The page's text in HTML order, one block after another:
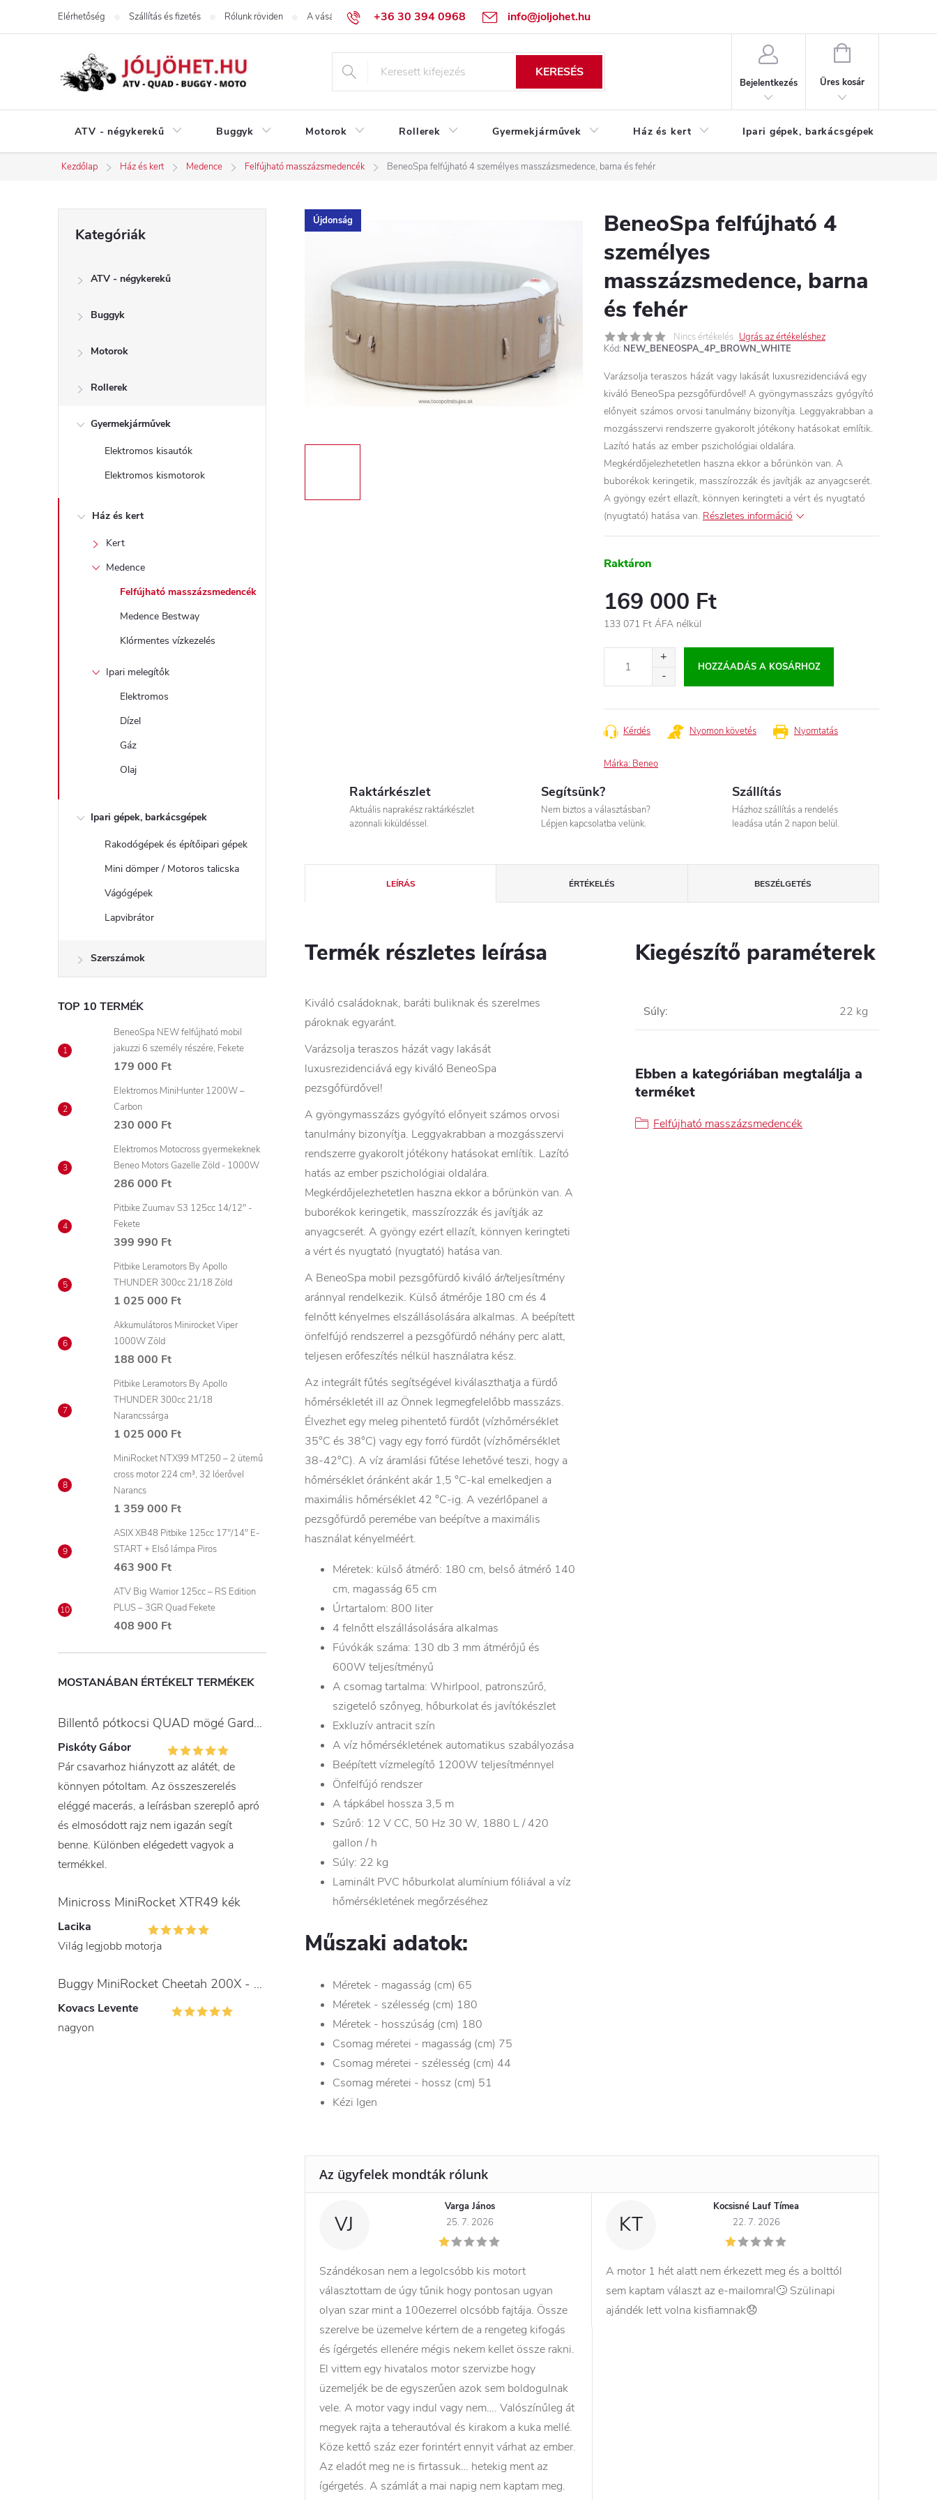
+36 30 394 0968 info@joljohet.hu
Elérhetőség Szállítás és fizetés Rólunk röviden A vásárlás lépései Üzleti feltételek (ÁSZF) Adatkezelési tájékoztató
KERESÉS
Bejelentkezés
KOSÁR
Üres kosár
ATV - négykerekű Buggyk Motorok Rollerek Gyermekjárművek Ház és kert Ipari gépek, barkácsgépek
Kezdőlap Ház és kert Medence Felfújható masszázsmedencék BeneoSpa felfújható 4 személyes masszázsmedence, barna és fehér
O
a
átugrása
Kategóriák
ATV - négykerekű
Buggyk
Motorok
Rollerek
Gyermekjárművek
Elektromos kisautók
Elektromos kismotorok
Ház és kert
Kert
Medence
Felfújható masszázsmedencék
Medence Bestway
Klórmentes vízkezelés
Ipari melegítők
Elektromos
Dízel
Gáz
Olaj
Ipari gépek, barkácsgépek
Rakodógépek és építőipari gépek
Mini dömper / Motoros talicska
Vágógépek
Lapvibrátor
Szerszámok
TOP 10 TERMÉK
BeneoSpa NEW felfújható mobil
jakuzzi 6 személy részére, Fekete
179 000 Ft
Elektromos MiniHunter 1200W –
Carbon
230 000 Ft
Elektromos Motocross gyermekeknek
Beneo Motors Gazelle Zöld - 1000W
286 000 Ft
Pitbike Zuumav S3 125cc 14/12" -
Fekete
399 990 Ft
Pitbike Leramotors By Apollo
THUNDER 300cc 21/18 Zöld
1 025 000 Ft
Akkumulátoros Minirocket Viper
1000W Zöld
188 000 Ft
Pitbike Leramotors By Apollo
THUNDER 300cc 21/18
Narancssárga
1 025 000 Ft
MiniRocket NTX99 MT250 – 2 ütemű
cross motor 224 cm³, 32 lóerővel
Narancs
1 359 000 Ft
ASIX XB48 Pitbike 125cc 17"/14" E-
START + Első lámpa Piros
463 900 Ft
ATV Big Warrior 125cc – RS Edition
PLUS – 3GR Quad Fekete
408 900 Ft
MOSTANÁBAN ÉRTÉKELT TERMÉKEK
Billentő pótkocsi QUAD mögé Gardner
Piskóty Gábor
Pár csavarhoz hiányzott az alátét, de
könnyen pótoltam. Az összeszerelés
eléggé macerás, a leírásban szereplő apró
és elmosódott rajz nem igazán segít
benne. Különben elégedett vagyok a
termékkel.
Minicross MiniRocket XTR49 kék
Lacika
Világ legjobb motorja
Buggy MiniRocket Cheetah 200X - gyerekeknek és felnőtteknek
Kovacs Levente
nagyon
Újdonság
BeneoSpa felfújható 4
személyes
masszázsmedence, barna
és fehér
Nincs értékelés Ugrás az értékeléshez
Kód: NEW_BENEOSPA_4P_BROWN_WHITE
Varázsolja teraszos házát vagy lakását luxusrezidenciává egy
kiváló BeneoSpa pezsgőfürdővel! A gyöngymasszázs gyógyító
előnyeit számos orvosi tanulmány bizonyítja. Leggyakrabban a
mozgásszervi rendszerre gyakorolt ​​jótékony hatásokat említik.
Lazító hatás az ember pszichológiai oldalára.
Megkérdőjelezhetetlen haszna ekkor a bőrünkön van. A
buborékok keringetik, masszírozzák és javítják az anyagcserét.
A gyöngy ezért ellazít, könnyen keringteti a vért és nyugtató
(nyugtató) hatása van. Részletes információ
Raktáron
169 000 Ft
133 071 Ft ÁFA nélkül
HOZZÁADÁS A KOSÁRHOZ
Nyomtatás
Kérdés Nyomon követés
Márka: Beneo
Raktárkészlet
Aktuális naprakész raktárkészlet
azonnali kiküldéssel.
Segítsünk?
Nem biztos a választásban?
Lépjen kapcsolatba velünk.
Szállítás
Házhoz szállítás a rendelés
leadása után 2 napon belül.
LEÍRÁS ÉRTÉKELÉS BESZÉLGETÉS
Termék részletes leírása
Kiváló családoknak, baráti buliknak és szerelmes
pároknak egyaránt.
Varázsolja teraszos házát vagy lakását
luxusrezidenciává egy kiváló BeneoSpa
pezsgőfürdővel!
A gyöngymasszázs gyógyító előnyeit számos orvosi
tanulmány bizonyítja. Leggyakrabban a mozgásszervi
rendszerre gyakorolt ​​jótékony hatásokat említik. Lazító
hatás az ember pszichológiai oldalára.
Megkérdőjelezhetetlen haszna ekkor a bőrünkön van. A
buborékok keringetik, masszírozzák és javítják az
anyagcserét. A gyöngy ezért ellazít, könnyen keringteti
a vért és nyugtató (nyugtató) hatása van.
A BeneoSpa mobil pezsgőfürdő kiváló ár/teljesítmény
aránnyal rendelkezik. Külső átmérője 180 cm és 4
felnőtt kényelmes elszállásolására alkalmas. A beépített
önfelfújó rendszerrel a pezsgőfürdő néhány perc alatt,
teljesen erőfeszítés nélkül használatra kész.
Az integrált fűtés segítségével kiválaszthatja a fürdő
hőmérsékletét ill az Önnek legmegfelelőbb masszázs.
Élvezhet egy meleg pihentető fürdőt (vízhőmérséklet
35°C és 38°C) vagy egy forró fürdőt (vízhőmérséklet
38-42°C). A víz áramlási fűtése lehetővé teszi, hogy a
hőmérséklet óránként akár 1,5 °C-kal emelkedjen a
maximális hőmérséklet 42 °C-ig. A vezérlőpanel a
pezsgőfürdő peremébe van beépítve a maximális
használat kényelméért.
Méretek: külső átmérő: 180 cm, belső átmérő 140
cm, magasság 65 cm
Űrtartalom: 800 liter
4 felnőtt elszállásolására alkalmas
Fúvókák száma: 130 db 3 mm átmérőjű és
600W teljesítményű
A csomag tartalma: Whirlpool, patronszűrő,
szigetelő szőnyeg, hőburkolat és javítókészlet
Exkluzív antracit szín
A víz hőmérsékletének automatikus szabályozása
Beépített vízmelegítő 1200W teljesítménnyel
Önfelfújó rendszer
A tápkábel hossza 3,5 m
Szűrő: 12 V CC, 50 Hz 30 W, 1880 L / 420
gallon / h
Súly: 22 kg
Laminált PVC hőburkolat alumínium fóliával a víz
hőmérsékletének megőrzéséhez
Műszaki adatok:
Méretek - magasság (cm) 65
Méretek - szélesség (cm) 180
Méretek - hosszúság (cm) 180
Csomag méretei - magasság (cm) 75
Csomag méretei - szélesség (cm) 44
Csomag méretei - hossz (cm) 51
Kézi Igen
Kiegészítő paraméterek
Súly: 22 kg
Ebben a kategóriában megtalálja a
terméket
Felfújható masszázsmedencék
VJ
Varga János
25. 7. 2026
Szándékosan nem a legolcsóbb kis motort
választottam de úgy tűnik hogy pontosan ugyan
olyan szar mint a 100ezerrel olcsóbb fajtája. Össze
szerelve be üzemelve kértem de a rengeteg kifogás
és ígérgetés ellenére mégis nekem kellet össze rakni.
El vittem egy hivatalos motor szervizbe hogy
üzemeljék be de egyszerűen azok sem boldogulnak
vele. A motor vagy indul vagy nem…. Valószínűleg át
megyek rajta a teherautóval és kirakom a kuka mellé.
Köze kettő száz ezer forintért ennyit várhat az ember.
Az eladót meg ne is firtassuk… hetekig ment az
ígérgetés. A számlát a mai napig nem kaptam meg.
KT
Kocsisné Lauf Tímea
22. 7. 2026
A motor 1 hét alatt nem érkezett meg és a bolttól
sem kaptam választ az e-mailomra!🙄 Szülinapi
ajándék lett volna kisfiamnak😞